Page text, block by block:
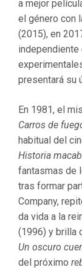
a mejor
el género con
(2015), en
presentará su
En 1981, el
Carros de
habitual del
Historia
fantasmas de
tras formar
Company,
da vida a la
(1996) y brilla
Un oscuro
del próximo